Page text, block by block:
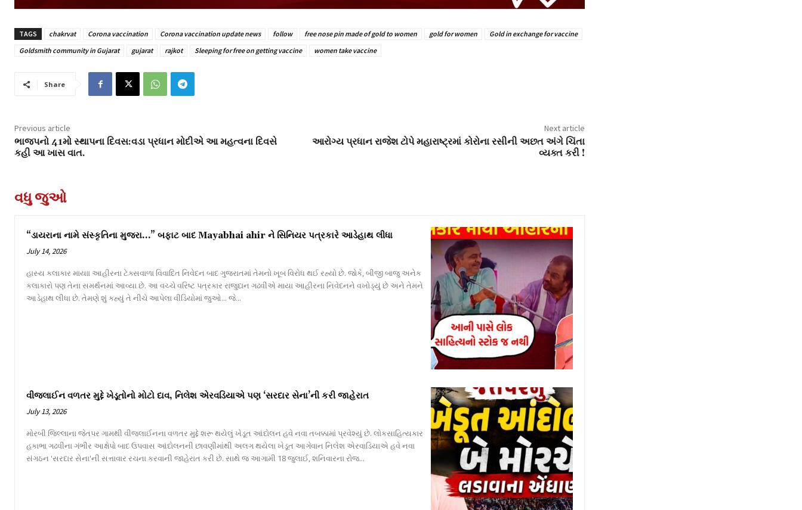
TAGS chakrvat Corona vaccination Corona vaccination update news follow free nose pin made of gold to women gold for women
Gold in exchange for vaccine
Goldsmith community in Gujarat
gujarat rajkot Sleeping for free on getting vaccine women take vaccine
Share
Previous article
ભાજપનો 41મો સ્થાપના દિવસ:વડા પ્રધાન મોદીએ આ મહત્વના દિવસે
કહી આ ખાસ વાત.
Next article
આરોગ્ય પ્રધાન રાજેશ ટોપે મહારાષ્ટ્રમાં કોરોના રસીની અછત અંગે ચિંતા
વ્યક્ત કરી !
વધુ જુઓ
“ડાયરાના નામે સંસ્કૃતિના મુજરા…” બફાટ બાદ Mayabhai ahir ને સિનિયર પત્રકારે આડેહાથ લીધા
July 14, 2026
હાસ્ય કલાકાર માયાા આહીરના ટેક્સવાળા વિવાદિત નિવેદન બાદ ગુજરાતમાં તેમનો ખૂબ વિરોધ થઈ રહ્યો છે. જોકે, બીજી બાજુ અનેક
કલાકારો પણ તેના સમર્થનમાં આવ્યા છે. આ વચ્ચે વરિષ્ટ પત્રકાર રાજુદાન ગઢવીએ માયા આહીરના નિવેદનને વખોડ્યું છે અને તેમને
આડેહાથ લીધા છે. તેમણે શું કહ્યું તે નીચે આપેલા વીડિયોમાં જુઓ... જે...
વીજલાઈન વળતર મુદ્દે ખેડૂતોનો મોટો દાવ, નિલેશ એરવડિયાએ પણ ‘સરદાર સેના’ની કરી જાહેરાત
July 13, 2026
મોરબી જિલ્લાના જેતપર ગામથી વીજલાઈનના વળતર મુદ્દે શરૂ થયેલું ખેડૂત આંદોલન હવે નવા તબક્કામાં પ્રવેશ્યું છે. લોકસાહિત્યકાર
હકાભા ગઢવીના ગંભીર આક્ષેપો બાદ ઉપવાસ આંદોલનની છાવણીમાંથી અલગ થયેલા ખેડૂત આગેવાન નિલેશ એરવાડિયાએ હવે નવા
સંગઠન 'સરદાર સેના'ની સત્તાવાર રચના કરવાની જાહેરાત કરી છે. સાથે જ આગામી 18 જુલાઈ, શનિવારના રોજ...